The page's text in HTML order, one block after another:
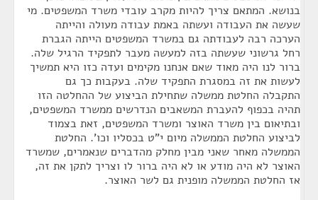
בנושא. המתאם צריך להיות מקרב עובדי משרד המשפטים. מי
שעשה את העבודה ועשתה באמת עבודה מעולה והייתה
הערכה רבה לעבודתה גם במשרד המשפטים הייתה הגברת
רחל גרשוני שעשתה בזה למעשה מעבר לתפקיד הרגיל שלה.
ברור לנו היה מאוד שאם אנחנו מקימים ועדה כזו היא תמשיך
לעשות את זה במסגרת התפקיד שלה. בעקבות כך גם
התקבלה החלטת ממשלה שתחילת הביצוע של ההחלטה הזו
תהיה בכפוף להעברת המשאבים הנדרשים ממשרד המשפטים,
ובתיאום בין משרד האוצר ומשרד המשפטים, זאת בצמוד
לביצוע החלטת הממשלה מיום י"ט בכסליו וכו'. החלטת
הממשלה מאחר שאני מבין מחלק מהדברים שנאמרים, שמשרד
האוצר לא היה מודע או לא היה ברור לו וצריך לתקן את זה,
אז החלטת הממשלה מופנית גם לשר האוצר.